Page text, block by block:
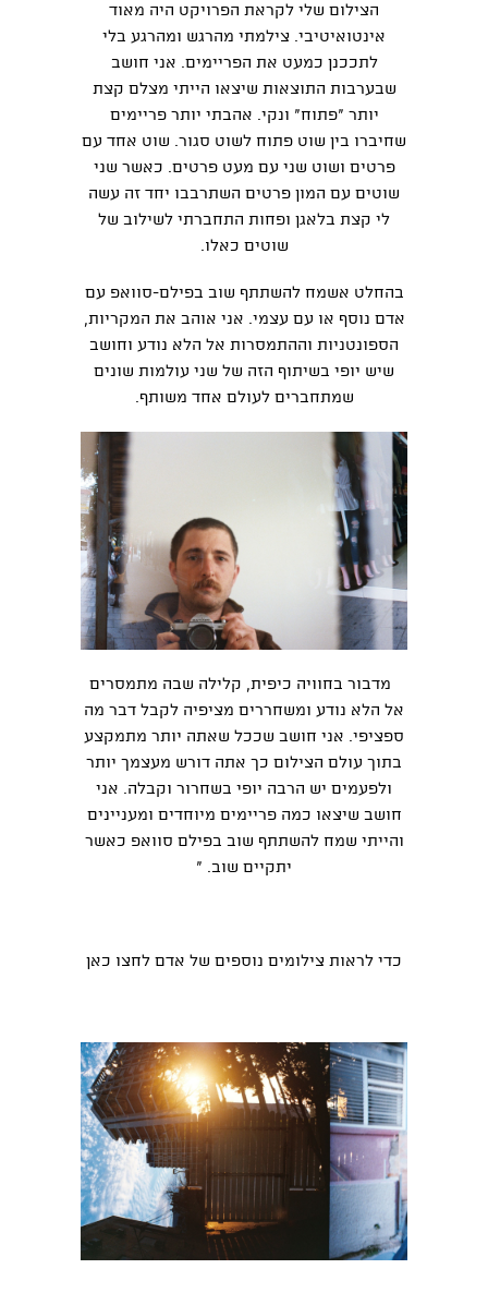
הצילום שלי לקראת הפרויקט היה מאוד
אינטואיטיבי. צילמתי מהרגש ומהרגע בלי
לתככנן כמעט את הפריימים. אני חושב
שבערבות התוצאות שיצאו הייתי מצלם קצת
יותר "פתוח" ונקי. אהבתי יותר פריימים
שחיברו בין שוט פתוח לשוט סגור. שוט אחד עם
פרטים ושוט שני עם מעט פרטים. כאשר שני
שוטים עם המון פרטים השתרבבו יחד זה עשה
לי קצת בלאגן ופחות התחברתי לשילוב של
שוטים כאלו.
בהחלט אשמח להשתתף שוב בפילם-סוואפ עם
אדם נוסף או עם עצמי. אני אוהב את המקריות,
הספונטניות וההתמסרות אל הלא נודע וחושב
שיש יופי בשיתוף הזה של שני עולמות שונים
שמתחברים לעולם אחד משותף.
מדבור בחוויה כיפית, קלילה שבה מתמסרים
אל הלא נודע ומשחררים מציפיה לקבל דבר מה
ספציפי. אני חושב שככל שאתה יותר מתמקצע
בתוך עולם הצילום כך אתה דורש מעצמך יותר
ולפעמים יש הרבה יופי בשחרור וקבלה. אני
חושב שיצאו כמה פריימים מיוחדים ומעניינים
והייתי שמח להשתתף שוב בפילם סוואפ כאשר
יתקיים שוב. "
כדי לראות צילומים נוספים של אדם לחצו כאן